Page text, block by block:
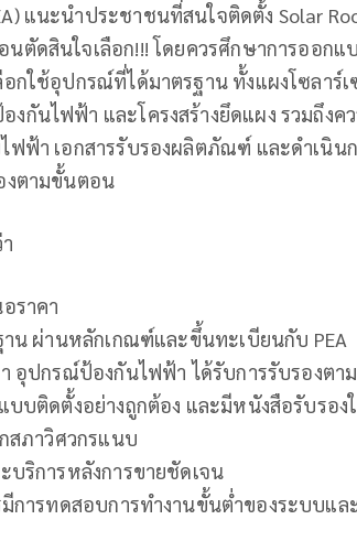
แนะนำประชาชนที่สนใจติดตั้ง Solar
นตัดสินใจเลือก!!! โดยควรศึกษาการออก
อกใช้อุปกรณ์ที่ได้มาตรฐาน ทั้งแผงโซลาร์เ
กันไฟฟ้า และโครงสร้างยึดแผง รวมถึงค
ฟฟ้า เอกสารรับรองผลิตภัณฑ์ และดำเนิ
งตามขั้นตอน
ราคา
าน ผ่านหลักเกณฑ์และขึ้นทะเบียนกับ PEA
อุปกรณ์ป้องกันไฟฟ้า ได้รับการรับรองตา
บบติดตั้งอย่างถูกต้อง และมีหนังสือรับรอ
สภาวิศวกรแนบ
บริการหลังการขายชัดเจน
มีการทดสอบการทำงานขั้นต่ำของระบบแ